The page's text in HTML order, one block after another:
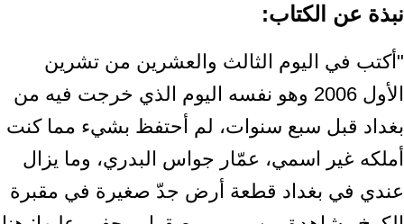
نبذة عن الكتاب:
"أكتب في اليوم الثالث والعشرين من تشرين
الأول 2006 وهو نفسه اليوم الذي خرجت فيه من
بغداد قبل سبع سنوات، لم أحتفظ بشيء مما كنت
أملكه غير اسمي، عمّار جواس البدري، وما يزال
عندي في بغداد قطعة أرض جدّ صغيرة في مقبرة